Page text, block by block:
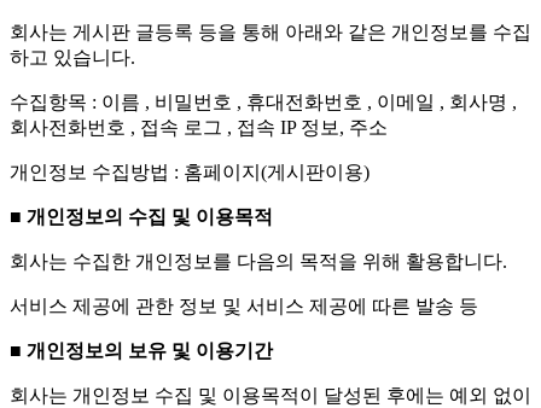
회사는 게시판 글등록 등을 통해 아래와 같은 개인정보를 수집
하고 있습니다.
수집항목 : 이름 , 비밀번호 , 휴대전화번호 , 이메일 , 회사명 ,
회사전화번호 , 접속 로그 , 접속 IP 정보, 주소
개인정보 수집방법 : 홈페이지(게시판이용)
■ 개인정보의 수집 및 이용목적
회사는 수집한 개인정보를 다음의 목적을 위해 활용합니다.
서비스 제공에 관한 정보 및 서비스 제공에 따른 발송 등
■ 개인정보의 보유 및 이용기간
회사는 개인정보 수집 및 이용목적이 달성된 후에는 예외 없이